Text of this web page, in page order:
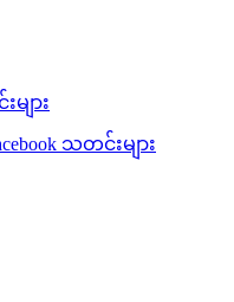
ျား
သတင်းများ